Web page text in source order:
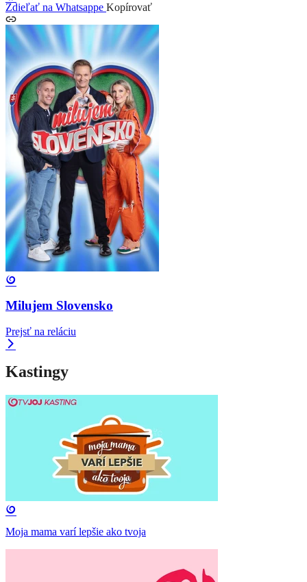
Zdieľať na Whatsappe Kopírovať
Milujem Slovensko
Prejsť na reláciu
Kastingy
Moja mama varí lepšie ako tvoja